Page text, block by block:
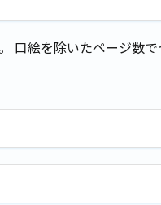
口絵を除いたページ数